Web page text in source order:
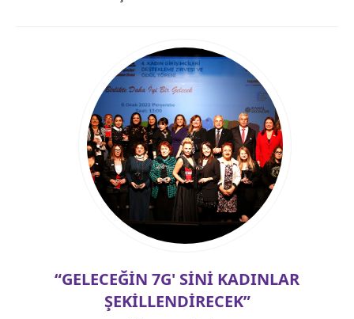
“GELECEĞİN 7G' SİNİ KADINLAR
ŞEKİLLENDİRECEK”